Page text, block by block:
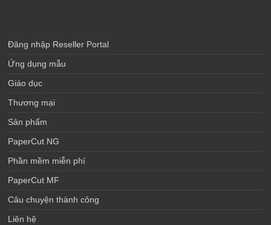
Đăng nhập Reseller Portal
Ứng dụng mẫu
Giáo dục
Thương mại
Sản phẩm
PaperCut NG
Phần mềm miễn phí
PaperCut MF
Câu chuyện thành công
Liên hệ